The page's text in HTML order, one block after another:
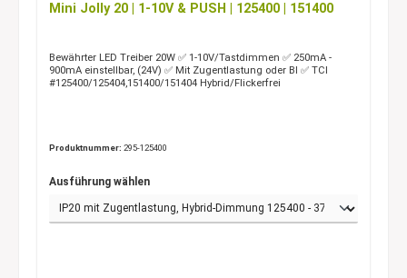
Mini Jolly 20 | 1-10V & PUSH | 125400 | 151400
Bewährter LED Treiber 20W ✅ 1-10V/Tastdimmen ✅ 250mA -
900mA einstellbar, (24V) ✅ Mit Zugentlastung oder BI ✅ TCI
#125400/125404,151400/151404 Hybrid/Flickerfrei
Produktnummer: 295-125400
Ausführung wählen